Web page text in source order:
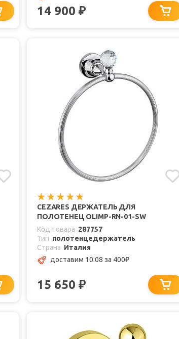
14 900 ₽
CEZARES ДЕРЖАТЕЛЬ ДЛЯ
ПОЛОТЕНЕЦ OLIMP-RN-01-SW
Код товара 287757
Тип полотенцедержатель
Страна Италия
доставим 10.08 за 400₽
15 650 ₽